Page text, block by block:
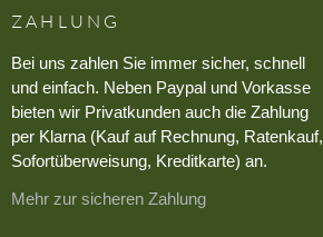
ZAHLUNG
Bei uns zahlen Sie immer sicher, schnell
und einfach. Neben Paypal und Vorkasse
bieten wir Privatkunden auch die Zahlung
per Klarna (Kauf auf Rechnung, Ratenkauf,
Sofortüberweisung, Kreditkarte) an.
Mehr zur sicheren Zahlung